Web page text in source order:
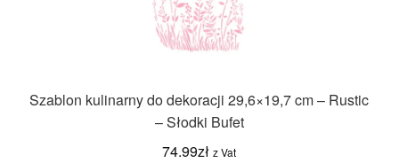
Szablon kulinarny do dekoracji 29,6×19,7 cm – Rustic
– Słodki Bufet
74.99zł z Vat